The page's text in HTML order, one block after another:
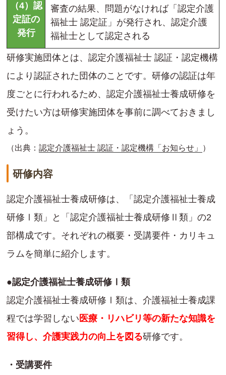
（4）認
定証の
発行
審査の結果、問題がなければ「認定介護
福祉士 認定証」が発行され、認定介護
福祉士として認定される
研修実施団体とは、認定介護福祉士 認証・認定機構
により認証された団体のことです。研修の認証は年
度ごとに行われるため、認定介護福祉士養成研修を
受けたい方は研修実施団体を事前に調べておきまし
ょう。
（出典： 認定介護福祉士 認証・認定機構「お知らせ」 ）
研修内容
認定介護福祉士養成研修は、「認定介護福祉士養成
研修Ⅰ類」と「認定介護福祉士養成研修Ⅱ類」の2
部構成です。それぞれの概要・受講要件・カリキュ
ラムを簡単に紹介します。
●認定介護福祉士養成研修Ⅰ類
認定介護福祉士養成研修Ⅰ類は、介護福祉士養成課
程では学習しない 医療・リハビリ等の新たな知識を
習得し、介護実践力の向上を図る研修です。
・受講要件